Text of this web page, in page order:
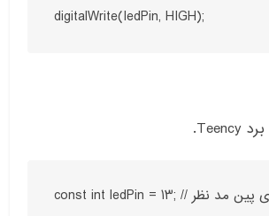
digitalWrite(ledPin, HIGH);
const int ledPin = 13; // یک آبجکت برای پین مد نظر